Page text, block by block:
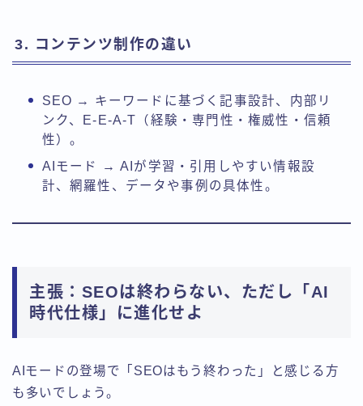
3. コンテンツ制作の違い
SEO → キーワードに基づく記事設計、内部リ
ンク、E-E-A-T（経験・専門性・権威性・信頼
性）。
AIモード → AIが学習・引用しやすい情報設
計、網羅性、データや事例の具体性。
主張：SEOは終わらない、ただし「AI
時代仕様」に進化せよ
AIモードの登場で「SEOはもう終わった」と感じる方
も多いでしょう。